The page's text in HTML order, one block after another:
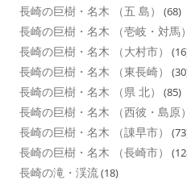
長崎の巨樹・名木 （五 島） (68)
長崎の巨樹・名木 （壱岐・対馬）
長崎の巨樹・名木 （大村市）
長崎の巨樹・名木 （東長崎）
長崎の巨樹・名木 （県 北） (85)
長崎の巨樹・名木 （西彼・島原）
長崎の巨樹・名木 （諌早市）
長崎の巨樹・名木 （長崎市）
長崎の滝・渓流(18)